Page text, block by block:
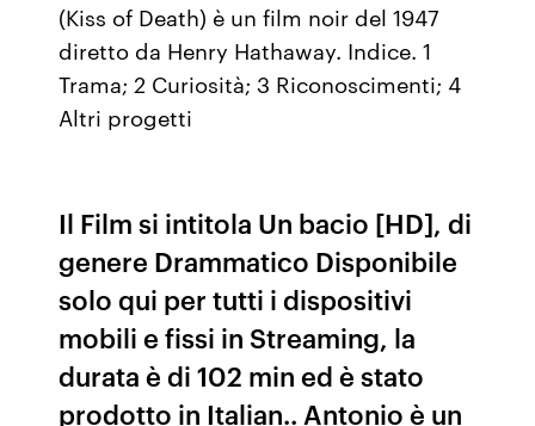
(Kiss of Death) è un film noir del 1947
diretto da Henry Hathaway. Indice. 1
Trama; 2 Curiosità; 3 Riconoscimenti; 4
Altri progetti
Il Film si intitola Un bacio [HD], di
genere Drammatico Disponibile
solo qui per tutti i dispositivi
mobili e fissi in Streaming, la
durata è di 102 min ed è stato
prodotto in Italian.. Antonio è un